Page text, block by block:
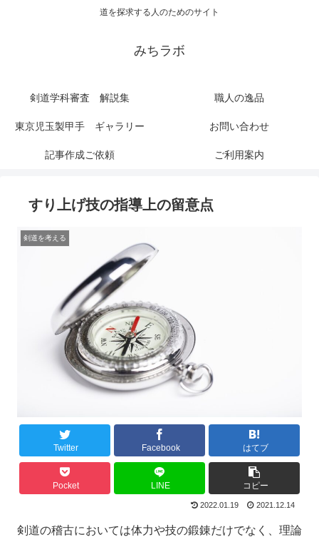
道を探求する人のためのサイト
みちラボ
剣道学科審査 解説集 職人の逸品
東京児玉製甲手 ギャラリー お問い合わせ
記事作成ご依頼 ご利用案内
すり上げ技の指導上の留意点
剣道を考える
Twitter Facebook はてブ
Pocket LINE コピー
2022.01.19 2021.12.14
剣道の稽古においては体力や技の鍛錬だけでなく、理論